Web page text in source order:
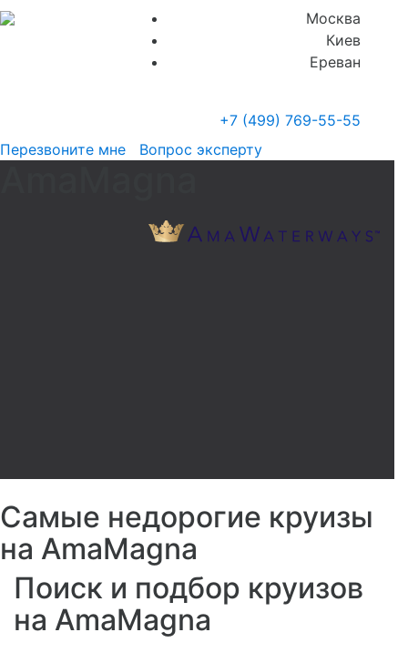
Москва
Киев
Ереван
+7 (499) 769-55-55
Перезвоните мне
Вопрос эксперту
Самые недорогие круизы
на AmaMagna
Поиск и подбор круизов
на AmaMagna